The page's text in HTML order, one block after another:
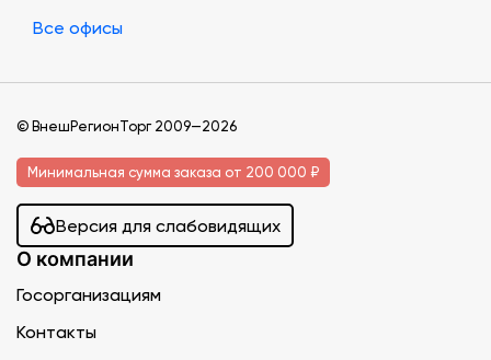
Все офисы
© ВнешРегионТорг 2009—2026
Минимальная сумма заказа от 200 000 ₽
Версия для слабовидящих
О компании
Госорганизациям
Контакты